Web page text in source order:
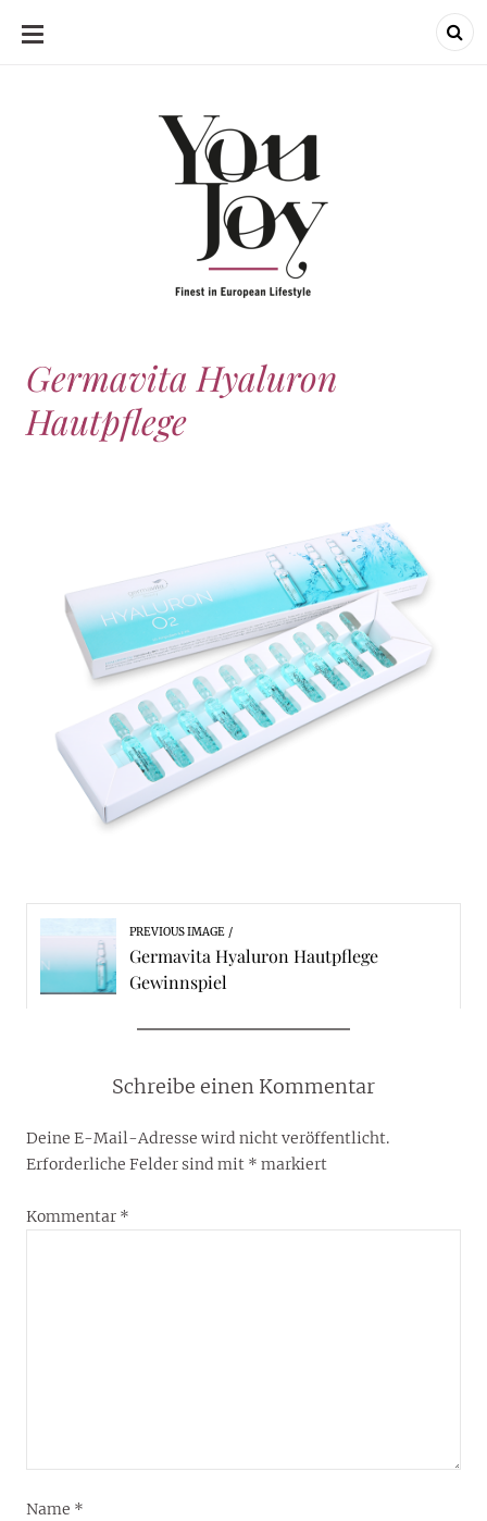
SKIP
Germavita Hyaluron
Hautpflege
PREVIOUS IMAGE
Germavita Hyaluron Hautpflege
Gewinnspiel
Schreibe einen Kommentar
Deine E-Mail-Adresse wird nicht veröffentlicht.
Erforderliche Felder sind mit * markiert
Kommentar *
Name *